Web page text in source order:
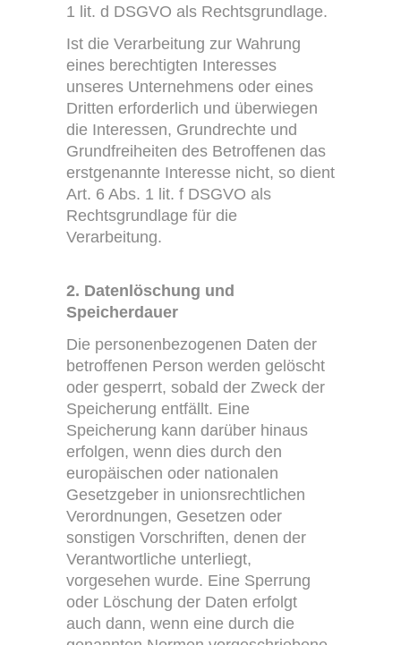
1 lit. d DSGVO als Rechtsgrundlage.
Ist die Verarbeitung zur Wahrung
eines berechtigten Interesses
unseres Unternehmens oder eines
Dritten erforderlich und überwiegen
die Interessen, Grundrechte und
Grundfreiheiten des Betroffenen das
erstgenannte Interesse nicht, so dient
Art. 6 Abs. 1 lit. f DSGVO als
Rechtsgrundlage für die
Verarbeitung.
2. Datenlöschung und
Speicherdauer
Die personenbezogenen Daten der
betroffenen Person werden gelöscht
oder gesperrt, sobald der Zweck der
Speicherung entfällt. Eine
Speicherung kann darüber hinaus
erfolgen, wenn dies durch den
europäischen oder nationalen
Gesetzgeber in unionsrechtlichen
Verordnungen, Gesetzen oder
sonstigen Vorschriften, denen der
Verantwortliche unterliegt,
vorgesehen wurde. Eine Sperrung
oder Löschung der Daten erfolgt
auch dann, wenn eine durch die